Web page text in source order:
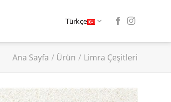
Türkçe
Ana Sayfa / Ürün / Limra Çeşitleri